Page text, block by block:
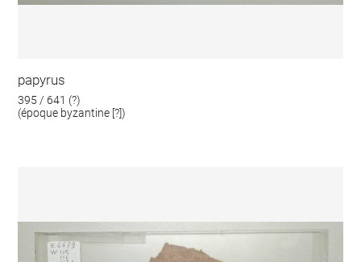
papyrus
395 / 641 (?)
(époque byzantine [?])